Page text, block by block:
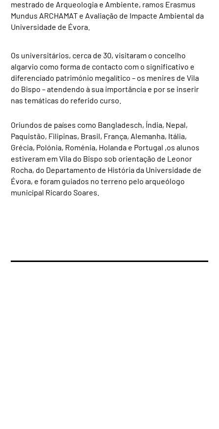
mestrado de Arqueologia e Ambiente, ramos Erasmus
Mundus ARCHAMAT e Avaliação de Impacte Ambiental da
Universidade de Évora.
Os universitários, cerca de 30, visitaram o concelho
algarvio como forma de contacto com o significativo e
diferenciado património megalítico – os menires de Vila
do Bispo – atendendo à sua importância e por se inserir
nas temáticas do referido curso.
Oriundos de países como Bangladesch, Índia, Nepal,
Paquistão, Filipinas, Brasil, França, Alemanha, Itália,
Grécia, Polónia, Roménia, Holanda e Portugal ,os alunos
estiveram em Vila do Bispo sob orientação de Leonor
Rocha, do Departamento de História da Universidade de
Évora, e foram guiados no terreno pelo arqueólogo
municipal Ricardo Soares.